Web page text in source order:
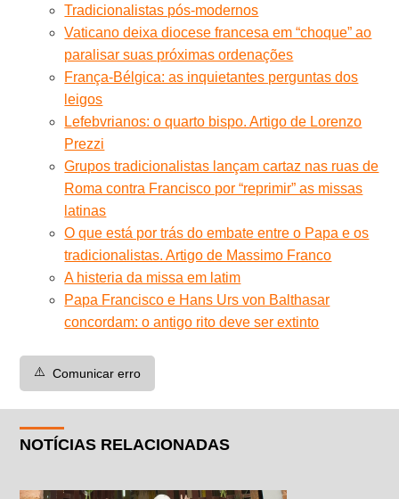
Tradicionalistas pós-modernos
Vaticano deixa diocese francesa em “choque” ao
paralisar suas próximas ordenações
França-Bélgica: as inquietantes perguntas dos
leigos
Lefebvrianos: o quarto bispo. Artigo de Lorenzo
Prezzi
Grupos tradicionalistas lançam cartaz nas ruas de
Roma contra Francisco por “reprimir” as missas
latinas
O que está por trás do embate entre o Papa e os
tradicionalistas. Artigo de Massimo Franco
A histeria da missa em latim
Papa Francisco e Hans Urs von Balthasar
concordam: o antigo rito deve ser extinto
⚠️ Comunicar erro
NOTÍCIAS RELACIONADAS